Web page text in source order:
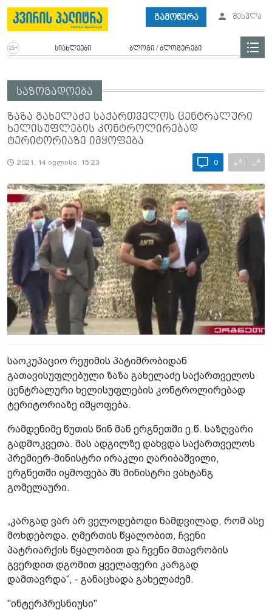
გამოწერა შესვლა
სიახლეები ბლოგი / ბლოგერები
საზოგადოება
ზაზა გახელაძე საქართველოს ცენტრალური
ხელისუფლების კონტროლირებად
ტერიტორიაზე იმყოფება
2021, 14 ივლისი, 15:23 0 +A −A
საოკუპაციო რეჟიმის პატიმრობიდან
გათავისუფლებული ზაზა გახელაძე საქართველოს
ცენტრალური ხელისუფლების კონტროლირებად
ტერიტორიაზე იმყოფება.
რამდენიმე წუთის წინ მან ერგნეთში ე.წ. საზღვარი
გადმოკვეთა. მას ადგილზე დახვდა საქართველოს
პრემიერ-მინისტრი ირაკლი ღარიბაშვილი,
ერგნეთში იყმოფება შს მინისტრი ვახტანგ
გომელაური.
„კარგად ვარ არ ველოდებოდი ნამდვილად, რომ ასე
მოხდებოდა. ღმერთის წყალობით, ჩვენი
პატრიარქის წყალობით და ჩვენი მთავრობის
გვერდით დგომით ყველაფერი კარგად
დამთავრდა“, - განაცხადა გახელაძემ.
"ინტერპრესნიუსი"